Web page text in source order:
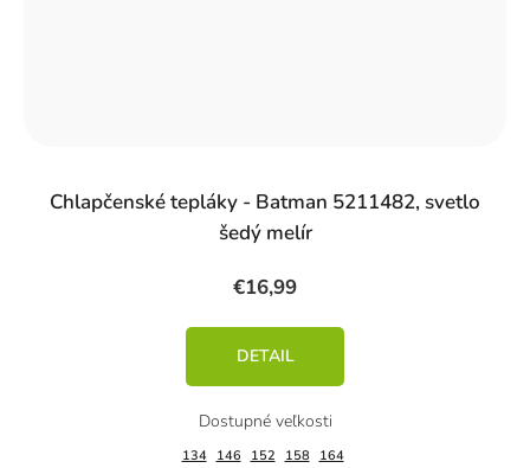
Chlapčenské tepláky - Batman 5211482, svetlo
šedý melír
€16,99
DETAIL
134 146 152 158 164